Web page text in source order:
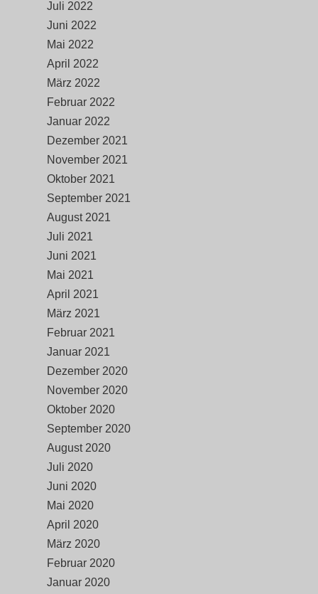
Juli 2022
Juni 2022
Mai 2022
April 2022
März 2022
Februar 2022
Januar 2022
Dezember 2021
November 2021
Oktober 2021
September 2021
August 2021
Juli 2021
Juni 2021
Mai 2021
April 2021
März 2021
Februar 2021
Januar 2021
Dezember 2020
November 2020
Oktober 2020
September 2020
August 2020
Juli 2020
Juni 2020
Mai 2020
April 2020
März 2020
Februar 2020
Januar 2020